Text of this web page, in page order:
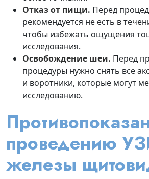
Отказ от пищи. Перед
рекомендуется не есть в
чтобы избежать ощущения
исследования.
Освобождение шеи. Перед
процедуры нужно снять все
и воротники, которые могут
исследованию.
проведению
железы